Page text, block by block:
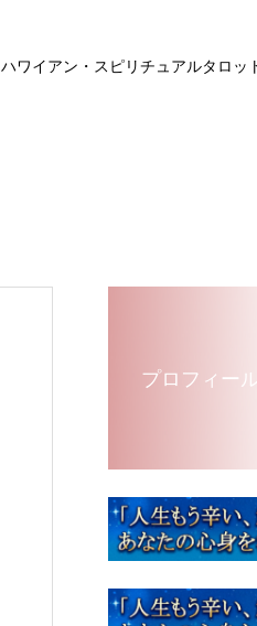
ハワイアン・スピリチュアルタロッ
プロフィール